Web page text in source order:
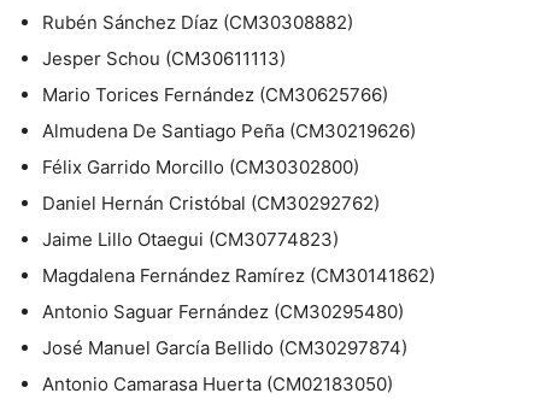
Rubén Sánchez Díaz (CM30308882)
Jesper Schou (CM30611113)
Mario Torices Fernández (CM30625766)
Almudena De Santiago Peña (CM30219626)
Félix Garrido Morcillo (CM30302800)
Daniel Hernán Cristóbal (CM30292762)
Jaime Lillo Otaegui (CM30774823)
Magdalena Fernández Ramírez (CM30141862)
Antonio Saguar Fernández (CM30295480)
José Manuel García Bellido (CM30297874)
Antonio Camarasa Huerta (CM02183050)